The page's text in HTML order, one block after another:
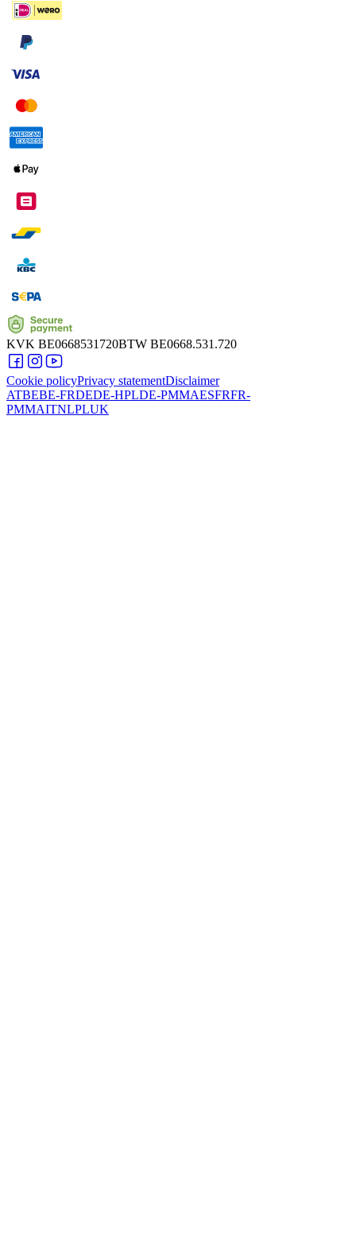
KVK BE0668531720BTW BE0668.531.720
Cookie policyPrivacy statementDisclaimer
ATBEBE-FRDEDE-HPLDE-PMMAESFRFR-
PMMAITNLPLUK